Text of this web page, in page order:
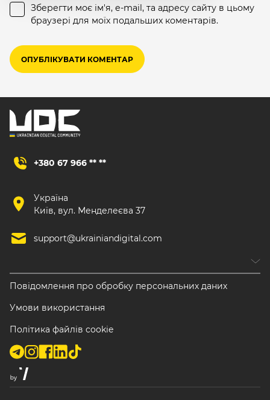
Зберегти моє ім'я, e-mail, та адресу сайту в цьому
браузері для моїх подальших коментарів.
+380 67 966 ** **
Україна
Київ, вул. Менделеєва 37
support@ukrainiandigital.com
Повідомлення про обробку персональних даних
Умови використання
Політика файлів cookie